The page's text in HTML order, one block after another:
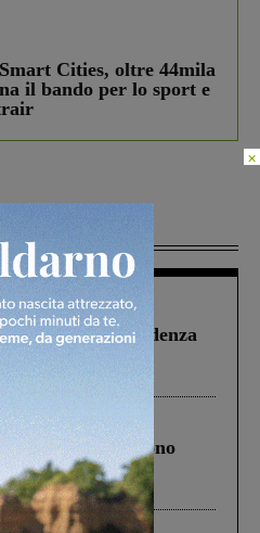
Cities, oltre 44mila
il bando per lo sport e
2026
oltre la scadenza
d’Italia: “Un
A1 in cui morirono
Lo schianto, il
fra tir....
×